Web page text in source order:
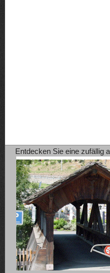
Entdecken Sie eine zufällig